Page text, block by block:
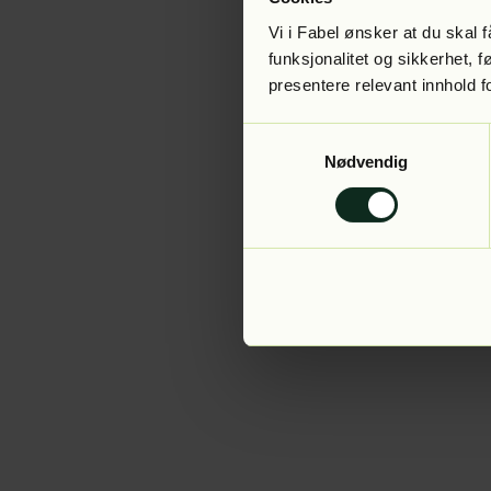
Vi i Fabel ønsker at du skal
funksjonalitet og sikkerhet,
presentere relevant innhold
Nødvendig
Application